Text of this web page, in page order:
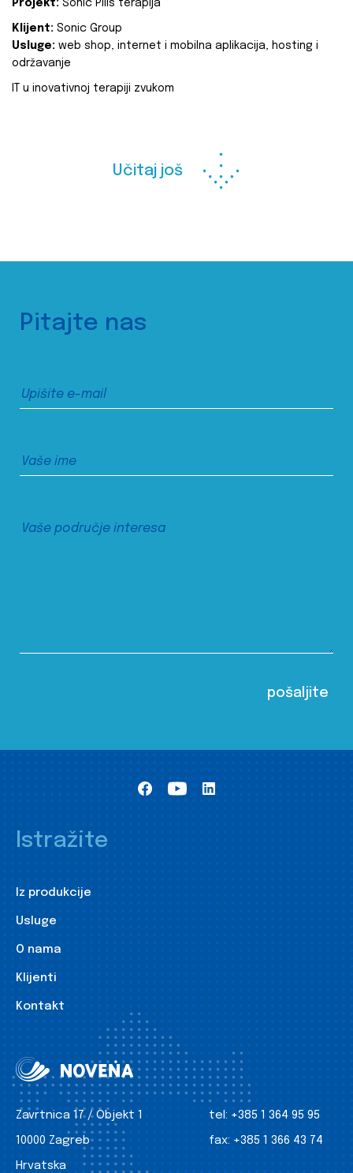
Projekt: Sonic Pills terapija
Klijent: Sonic Group
Usluge: web shop, internet i mobilna aplikacija, hosting i
održavanje
IT u inovativnoj terapiji zvukom
Učitaj još
Pitajte nas
Istražite
Iz produkcije
Usluge
O nama
Klijenti
Kontakt
Zavrtnica 17 / Objekt 1
10000 Zagreb
Hrvatska
tel: +385 1 364 95 95
fax: +385 1 366 43 74